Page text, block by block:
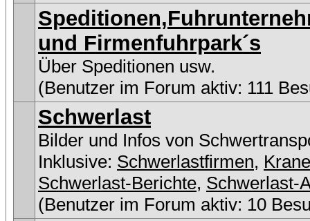
und Firmenfuhrpark´s
Über Speditionen usw.
(Benutzer im Forum aktiv: 111
Schwerlast
Bilder und Infos von
Inklusive: Schwerlastfirmen, Krane
Schwerlast-Berichte, Schwerlast-
(Benutzer im Forum aktiv: 10